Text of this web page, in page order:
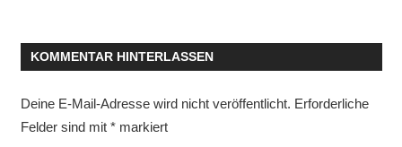
KOMMENTAR HINTERLASSEN
Deine E-Mail-Adresse wird nicht veröffentlicht. Erforderliche
Felder sind mit *markiert